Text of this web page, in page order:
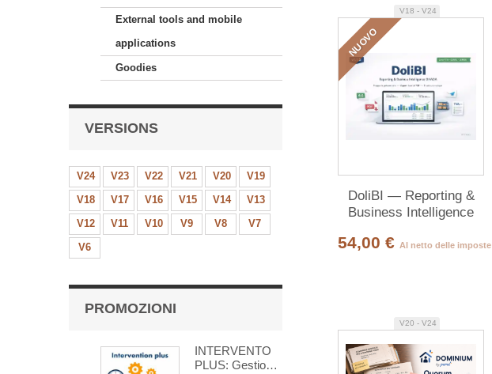
External tools and mobile
applications
Goodies
VERSIONS
V24 V23 V22 V21 V20
V19
V18
V17 V16 V15 V14
V13
V12
V11 V10 V9 V8
V7
V6
PROMOZIONI
INTERVENTO
PLUS: Gestione
NUOVO
V18 - V24
DoliBI — Reporting &
Business Intelligence
54,00 € Al netto delle imposte
V20 - V24